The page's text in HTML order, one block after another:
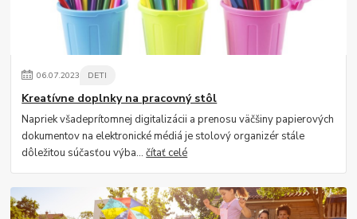
06.07.2023 DETI
Kreatívne doplnky na pracovný stôl
Napriek všadeprítomnej digitalizácii a prenosu väčšiny papierových
dokumentov na elektronické médiá je stolový organizér stále
dôležitou súčasťou výba...čítať celé